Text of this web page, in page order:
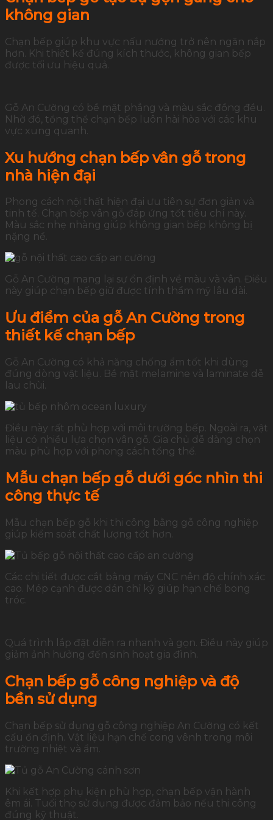
không gian
Chạn bếp giúp khu vực nấu nướng trở nên ngăn nắp
hơn. Khi thiết kế đúng kích thước, không gian bếp
được tối ưu hiệu quả.
Gỗ An Cường có bề mặt phẳng và màu sắc đồng đều.
Nhờ đó, tổng thể chạn bếp luôn hài hòa với các khu
vực xung quanh.
Xu hướng chạn bếp vân gỗ trong
nhà hiện đại
Phong cách nội thất hiện đại ưu tiên sự đơn giản và
tinh tế. Chạn bếp vân gỗ đáp ứng tốt tiêu chí này.
Màu sắc nhẹ nhàng giúp không gian bếp không bị
nặng nề.
Gỗ An Cường mang lại sự ổn định về màu và vân. Điều
này giúp chạn bếp giữ được tính thẩm mỹ lâu dài.
Ưu điểm của gỗ An Cường trong
thiết kế chạn bếp
Gỗ An Cường có khả năng chống ẩm tốt khi dùng
đúng dòng vật liệu. Bề mặt melamine và laminate dễ
lau chùi.
Điều này rất phù hợp với môi trường bếp. Ngoài ra, vật
liệu có nhiều lựa chọn vân gỗ. Gia chủ dễ dàng chọn
màu phù hợp với phong cách tổng thể.
Mẫu chạn bếp gỗ dưới góc nhìn thi
công thực tế
Mẫu chạn bếp gỗ khi thi công bằng gỗ công nghiệp
giúp kiểm soát chất lượng tốt hơn.
Các chi tiết được cắt bằng máy CNC nên độ chính xác
cao. Mép cạnh được dán chỉ kỹ giúp hạn chế bong
tróc.
Quá trình lắp đặt diễn ra nhanh và gọn. Điều này giúp
giảm ảnh hưởng đến sinh hoạt gia đình.
Chạn bếp gỗ công nghiệp và độ
bền sử dụng
Chạn bếp sử dụng gỗ công nghiệp An Cường có kết
cấu ổn định. Vật liệu hạn chế cong vênh trong môi
trường nhiệt và ẩm.
Khi kết hợp phụ kiện phù hợp, chạn bếp vận hành
êm ái. Tuổi thọ sử dụng được đảm bảo nếu thi công
đúng kỹ thuật.